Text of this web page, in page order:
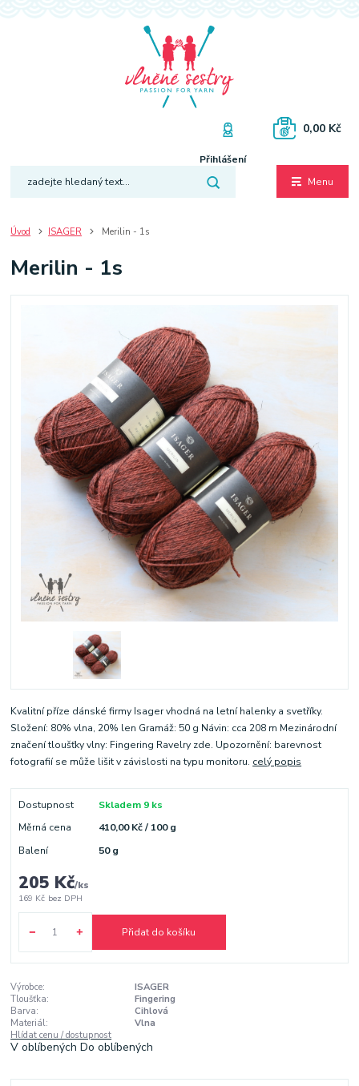
Menu
Přihlášení
0,00 Kč
Úvod ISAGER Merilin - 1s
Merilin - 1s
Kvalitní příze dánské firmy Isager vhodná na letní halenky a svetříky.
Složení: 80% vlna, 20% len Gramáž: 50 g Návin: cca 208 m Mezinárodní
značení tloušťky vlny: Fingering Ravelry zde. Upozornění: barevnost
fotografií se může lišit v závislosti na typu monitoru. celý popis
Dostupnost
Skladem 9 ks
Měrná cena
410,00 Kč / 100 g
Balení
50 g
205 Kč/ks
169 Kč bez DPH
Přidat do košíku
Výrobce:
ISAGER
Tloušťka:
Fingering
Barva:
Cihlová
Materiál:
Vlna
Hlídat cenu / dostupnost
V oblíbenýchDo oblíbených